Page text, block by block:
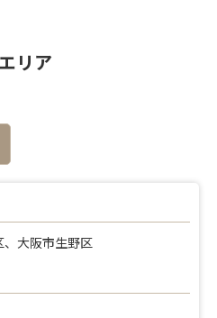
リア
大阪市生野区